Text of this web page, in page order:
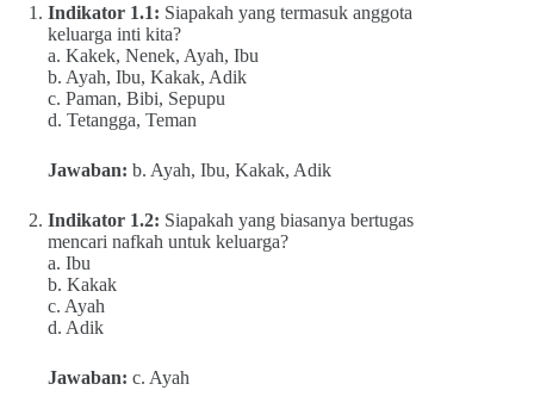
Indikator 1.1: Siapakah yang termasuk anggota
keluarga inti kita?
a. Kakek, Nenek, Ayah, Ibu
b. Ayah, Ibu, Kakak, Adik
c. Paman, Bibi, Sepupu
d. Tetangga, Teman
Jawaban: b. Ayah, Ibu, Kakak, Adik
Indikator 1.2: Siapakah yang biasanya bertugas
mencari nafkah untuk keluarga?
a. Ibu
b. Kakak
c. Ayah
d. Adik
Jawaban: c. Ayah